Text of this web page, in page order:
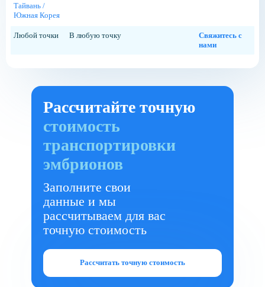
Тайвань /
Южная Корея
Любой точки В любую точку
Свяжитесь с
нами
Рассчитайте точную
стоимость
транспортировки
эмбрионов
Заполните свои
данные и мы
рассчитываем для вас
точную стоимость
Рассчитать точную стоимость